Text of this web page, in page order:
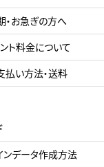
・お急ぎの方へ
ト料金について
払い方法・送料
ンデータ作成方法